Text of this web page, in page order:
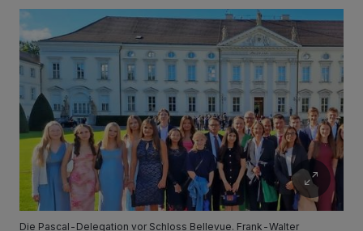
Die Pascal-Delegation vor Schloss Bellevue. Frank-Walter